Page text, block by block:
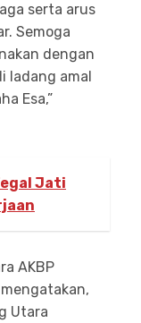
serta arus
Semoga
dengan
ladang amal
Esa,”
Jati
AKBP
mengatakan,
Utara